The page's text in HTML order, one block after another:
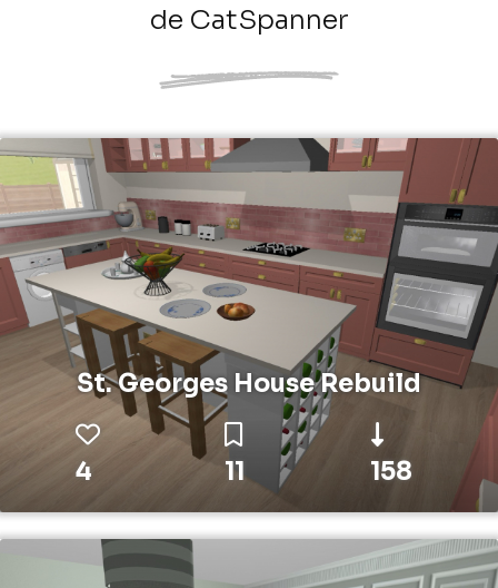
de CatSpanner
St. Georges House Rebuild
4 11 158